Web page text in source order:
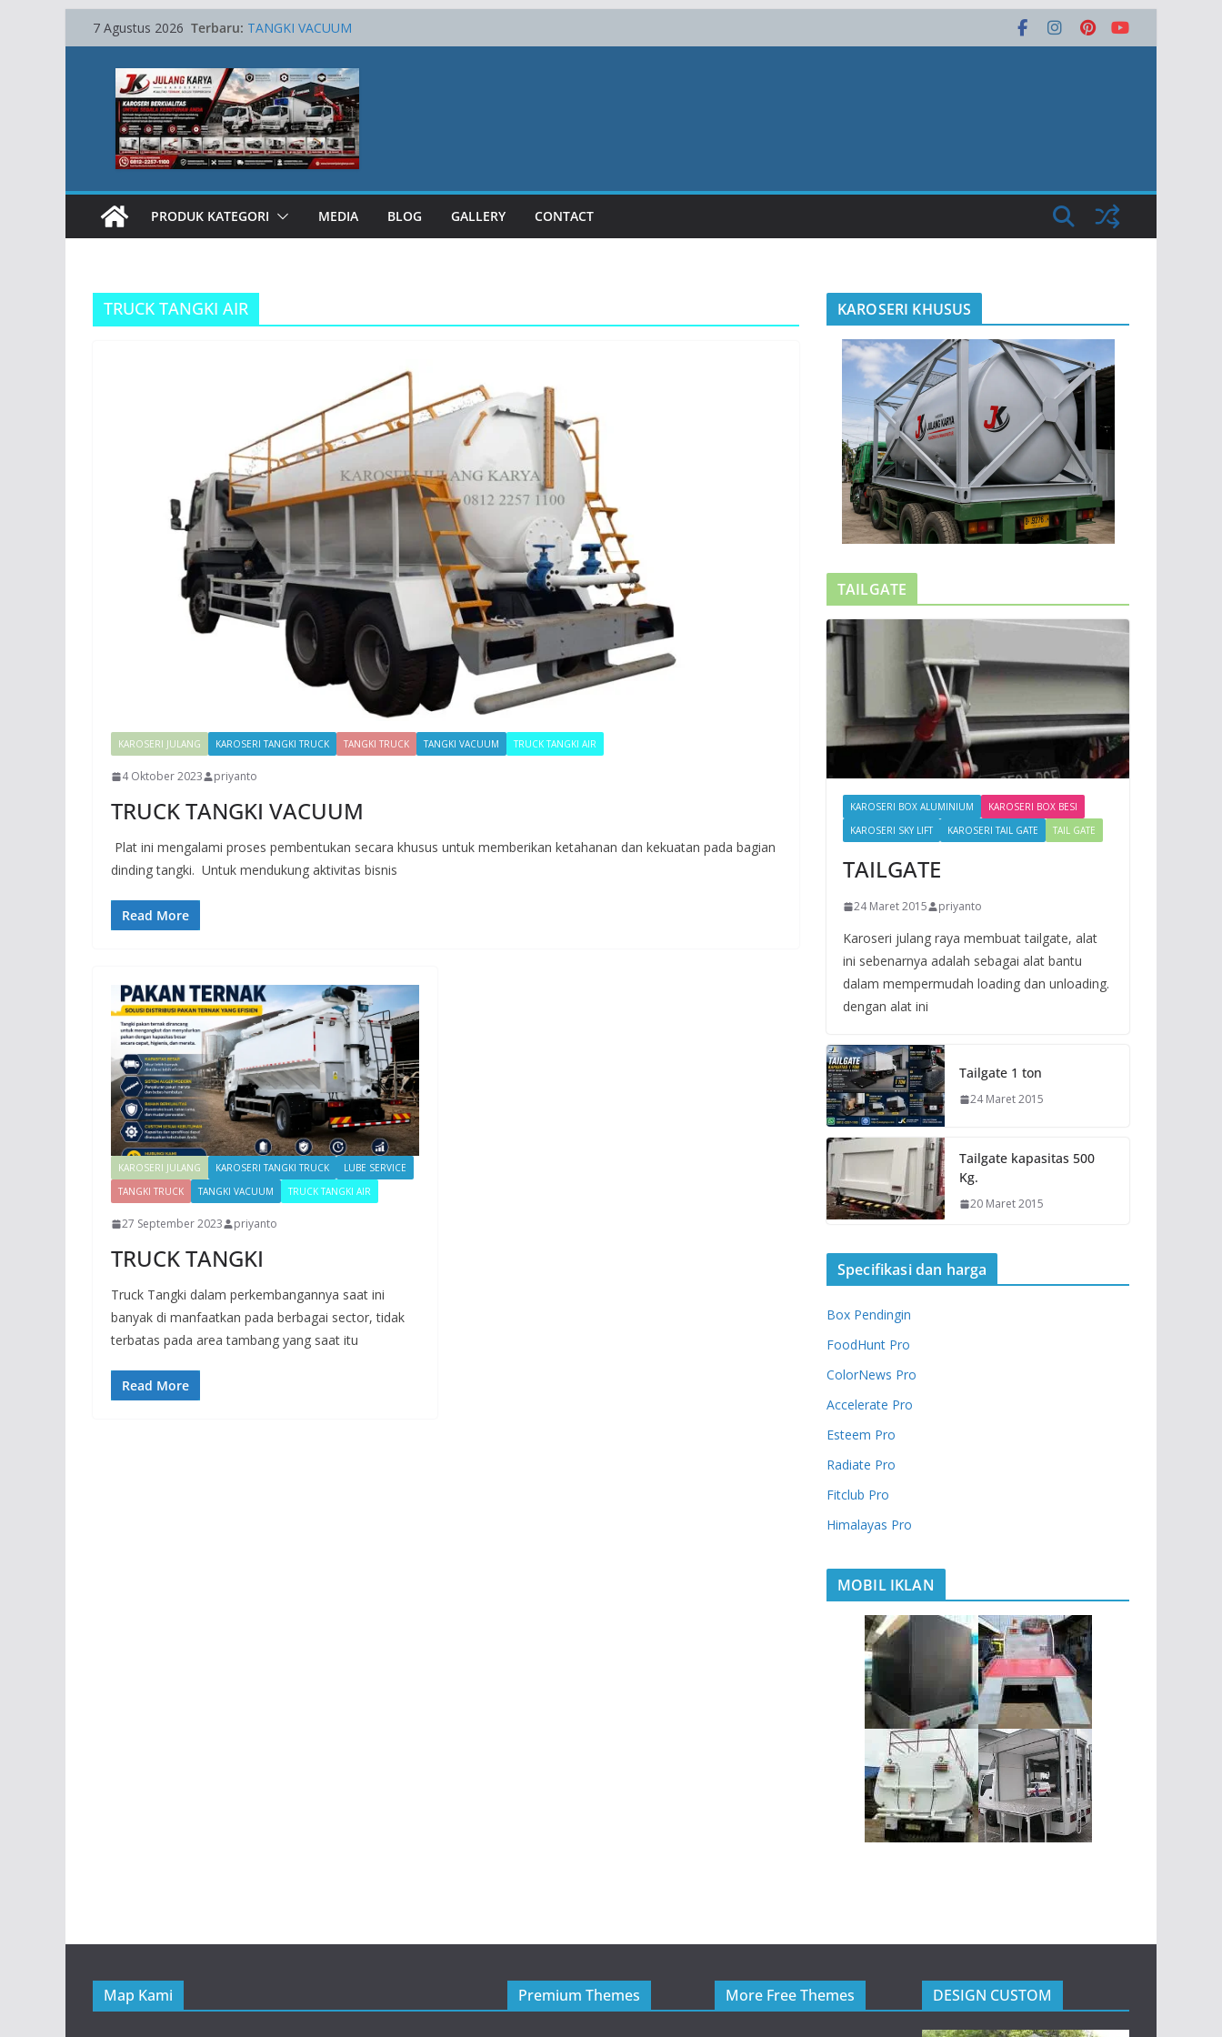
to
content
7 Agustus 2026 Terbaru: TANGKI VACUUM
SKYLIFT AWP 15 METER
Karoseri Lube Service Truck Berkualitas | Julang Karya
TRUCK CRANE
PRODUK KATEGORI MEDIA BLOG GALLERY CONTACT
TRUCK TANGKI AIR
KAROSERI JULANG KAROSERI TANGKI TRUCK TANGKI TRUCK TANGKI VACUUM TRUCK TANGKI AIR
4 Oktober 2023 priyanto
TRUCK TANGKI VACUUM
Plat ini mengalami proses pembentukan secara khusus untuk memberikan ketahanan dan kekuatan pada bagian
dinding tangki. Untuk mendukung aktivitas bisnis
Read More
KAROSERI JULANG KAROSERI TANGKI TRUCK
LUBE SERVICE
TANGKI TRUCK
TANGKI VACUUM TRUCK TANGKI AIR
27 September 2023 priyanto
TRUCK TANGKI
Truck Tangki dalam perkembangannya saat ini
banyak di manfaatkan pada berbagai sector, tidak
terbatas pada area tambang yang saat itu
Read More
KAROSERI KHUSUS
TAILGATE
KAROSERI BOX ALUMINIUM
KAROSERI BOX BESI
KAROSERI SKY LIFT
KAROSERI TAIL GATE TAIL GATE
TAILGATE
24 Maret 2015 priyanto
Karoseri julang raya membuat tailgate, alat
ini sebenarnya adalah sebagai alat bantu
dalam mempermudah loading dan unloading.
dengan alat ini
Tailgate 1 ton
24 Maret 2015
Tailgate kapasitas 500
Kg.
20 Maret 2015
Specifikasi dan harga
Box Pendingin
FoodHunt Pro
ColorNews Pro
Accelerate Pro
Esteem Pro
Radiate Pro
Fitclub Pro
Himalayas Pro
MOBIL IKLAN
Map Kami Premium Themes More Free Themes DESIGN CUSTOM